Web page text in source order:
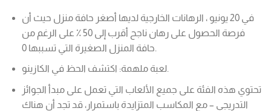
في 20 يونيو ، الرهانات الخارجية لديها أصغر حافة منزل حيث أن
فرصة الحصول على رهان ناجح أقرب إلى 50 ٪ على الرغم من
حافة المنزل الصغيرة التي تسببها 0.
لعبة ملهمة: اكتشف الحظ في الكازينو.
تحتوي هذه الفئة على جميع الألعاب التي تعمل على مبدأ الجوائز
التدريجي – مع المكاسب المتزايدة باستمرار، قد تجد أن هناك